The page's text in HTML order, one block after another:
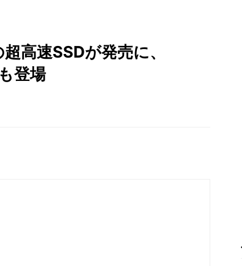
高速SSDが発売に、
登場